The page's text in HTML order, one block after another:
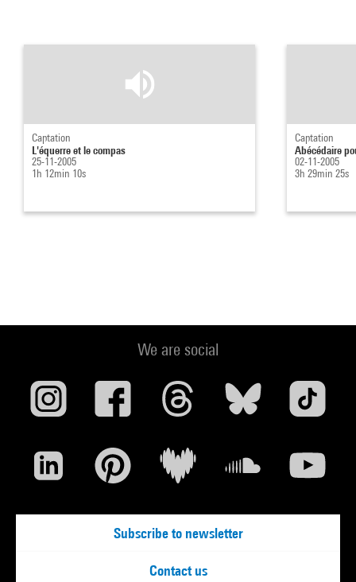
Captation
L'équerre et le compas
25-11-2005
1h 12min 10s
Captation
Abécédaire
02-11-2005
3h 29min 25s
We are social
Subscribe to newsletter
Contact us